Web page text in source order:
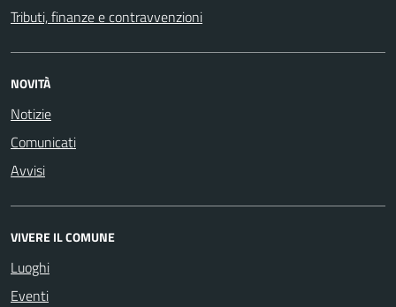
Tributi, finanze e contravvenzioni
NOVITÀ
Notizie
Comunicati
Avvisi
VIVERE IL COMUNE
Luoghi
Eventi